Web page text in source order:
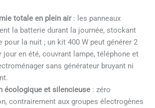
totale en plein air: les panneaux
la batterie durant la journée, stockant
pour la nuit ; un kit 400 W peut générer 2
jour en été, couvrant lampe, téléphone et
sans générateur bruyant ni
écologique et silencieuse : zéro
contrairement aux groupes électrogènes